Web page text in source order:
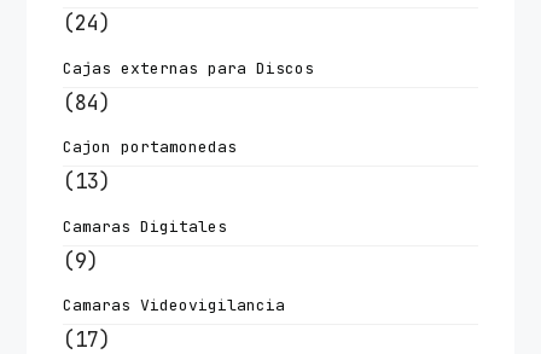
(24)
Cajas externas para Discos
(84)
Cajon portamonedas
(13)
Camaras Digitales
(9)
Camaras Videovigilancia
(17)